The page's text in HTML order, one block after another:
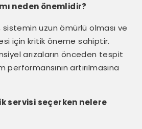
neden önemlidir?
sistemin uzun ömürlü olması ve
için kritik öneme sahiptir.
arızaların önceden tespit
artırılmasına
servisi seçerken nelere